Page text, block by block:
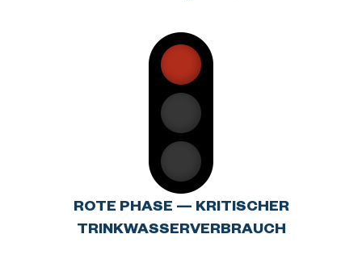
ROTE PHASE — KRITISCHER
TRINKWASSERVERBRAUCH